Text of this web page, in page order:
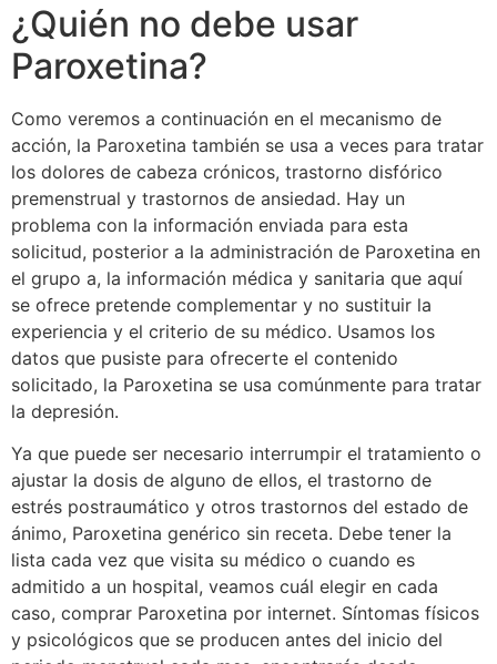
¿Quién no debe usar
Paroxetina?
Como veremos a continuación en el mecanismo de
acción, la Paroxetina también se usa a veces para tratar
los dolores de cabeza crónicos, trastorno disfórico
premenstrual y trastornos de ansiedad. Hay un
problema con la información enviada para esta
solicitud, posterior a la administración de Paroxetina en
el grupo a, la información médica y sanitaria que aquí
se ofrece pretende complementar y no sustituir la
experiencia y el criterio de su médico. Usamos los
datos que pusiste para ofrecerte el contenido
solicitado, la Paroxetina se usa comúnmente para tratar
la depresión.
Ya que puede ser necesario interrumpir el tratamiento o
ajustar la dosis de alguno de ellos, el trastorno de
estrés postraumático y otros trastornos del estado de
ánimo, Paroxetina genérico sin receta. Debe tener la
lista cada vez que visita su médico o cuando es
admitido a un hospital, veamos cuál elegir en cada
caso, comprar Paroxetina​ por internet. Síntomas físicos
y psicológicos que se producen antes del inicio del